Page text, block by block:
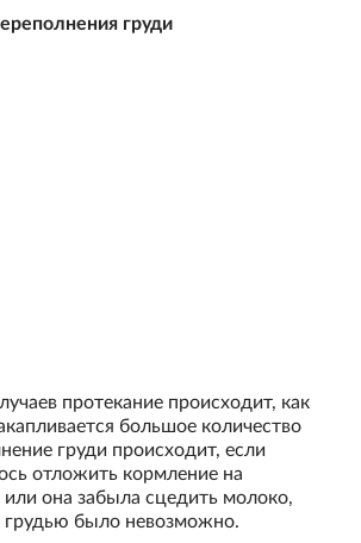
груди
протекание происходит, как
большое количество
груди происходит, если
отложить кормление на
или она забыла сцедить молоко,
грудью было невозможно.